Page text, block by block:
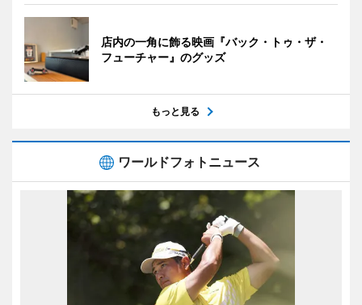
店内の一角に飾る映画『バック・トゥ・ザ・
フューチャー』のグッズ
もっと見る
ワールドフォトニュース